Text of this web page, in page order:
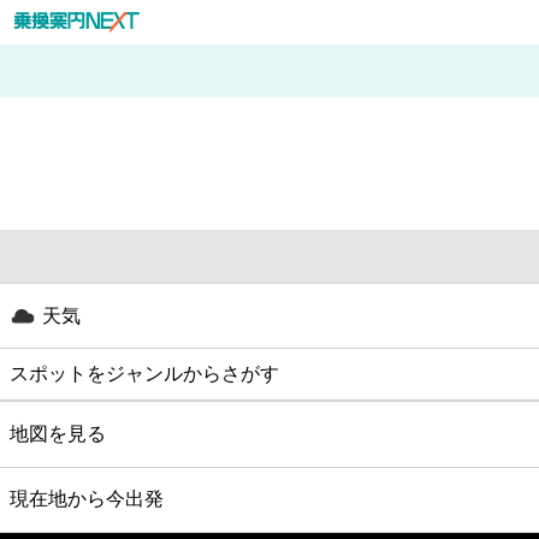
天気
スポットをジャンルからさがす
グルメ
映画
地図を見る
現在地から今出発